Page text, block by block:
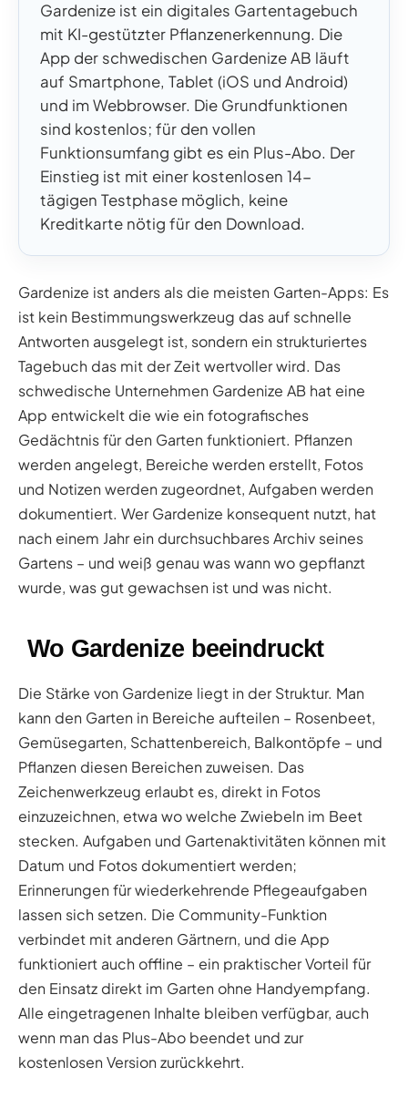
Gardenize ist ein digitales Gartentagebuch
mit KI-gestützter Pflanzenerkennung. Die
App der schwedischen Gardenize AB läuft
auf Smartphone, Tablet (iOS und Android)
und im Webbrowser. Die Grundfunktionen
sind kostenlos; für den vollen
Funktionsumfang gibt es ein Plus-Abo. Der
Einstieg ist mit einer kostenlosen 14-
tägigen Testphase möglich, keine
Kreditkarte nötig für den Download.
Gardenize ist anders als die meisten Garten-Apps: Es
ist kein Bestimmungswerkzeug das auf schnelle
Antworten ausgelegt ist, sondern ein strukturiertes
Tagebuch das mit der Zeit wertvoller wird. Das
schwedische Unternehmen Gardenize AB hat eine
App entwickelt die wie ein fotografisches
Gedächtnis für den Garten funktioniert. Pflanzen
werden angelegt, Bereiche werden erstellt, Fotos
und Notizen werden zugeordnet, Aufgaben werden
dokumentiert. Wer Gardenize konsequent nutzt, hat
nach einem Jahr ein durchsuchbares Archiv seines
Gartens – und weiß genau was wann wo gepflanzt
wurde, was gut gewachsen ist und was nicht.
Wo Gardenize beeindruckt
Die Stärke von Gardenize liegt in der Struktur. Man
kann den Garten in Bereiche aufteilen – Rosenbeet,
Gemüsegarten, Schattenbereich, Balkontöpfe – und
Pflanzen diesen Bereichen zuweisen. Das
Zeichenwerkzeug erlaubt es, direkt in Fotos
einzuzeichnen, etwa wo welche Zwiebeln im Beet
stecken. Aufgaben und Gartenaktivitäten können mit
Datum und Fotos dokumentiert werden;
Erinnerungen für wiederkehrende Pflegeaufgaben
lassen sich setzen. Die Community-Funktion
verbindet mit anderen Gärtnern, und die App
funktioniert auch offline – ein praktischer Vorteil für
den Einsatz direkt im Garten ohne Handyempfang.
Alle eingetragenen Inhalte bleiben verfügbar, auch
wenn man das Plus-Abo beendet und zur
kostenlosen Version zurückkehrt.